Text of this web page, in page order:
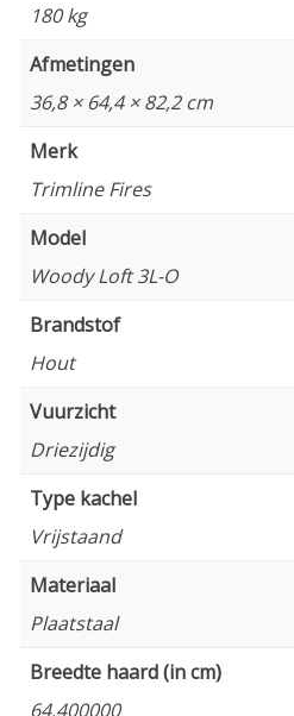
180 kg
Afmetingen
36,8 × 64,4 × 82,2 cm
Merk
Trimline Fires
Model
Woody Loft 3L-O
Brandstof
Hout
Vuurzicht
Driezijdig
Type kachel
Vrijstaand
Materiaal
Plaatstaal
Breedte haard (in cm)
64.400000